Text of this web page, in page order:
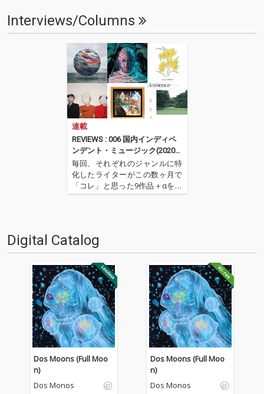
Interviews/Columns
連載
REVIEWS : 006 国内インディペ
ンデント・ミュージック(2020年
7月)──松島広人（NordOst）
毎回、それぞれのジャンルに特
化したライターがこの数ヶ月で
「コレ」と思った9作品＋αを紹
介するコーナー。ノーウェー
ドを感じる国内インディペン
デ…
Digital Catalog
Dos Moons (Full Moo
n)
Dos Monos
Dos Moons (Full Moo
n)
Dos Monos